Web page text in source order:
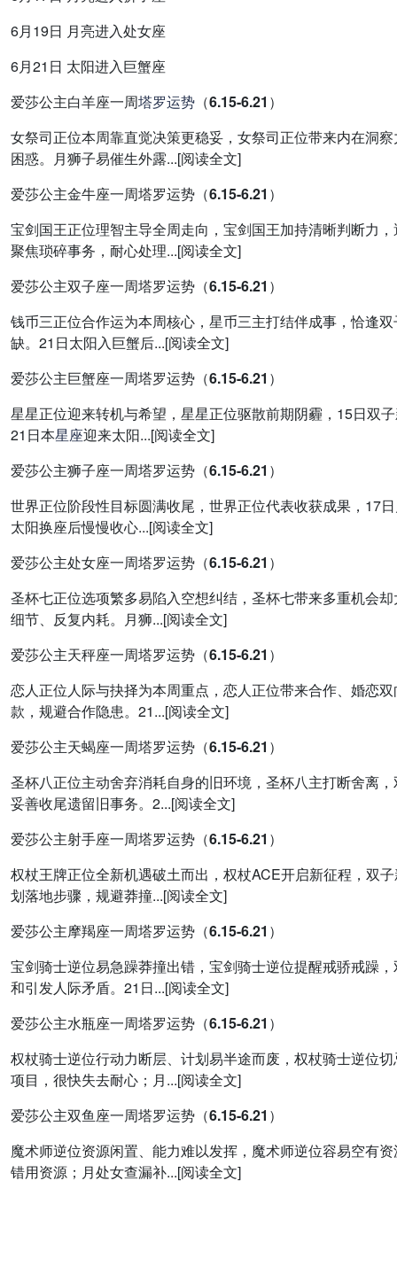
6月19日 月亮进入处女座
6月21日 太阳进入巨蟹座
爱莎公主白羊座一周塔罗运势 （6.15-6.21）
女祭司正位本周靠直觉决策更稳妥，女祭司正位带来内在洞
困惑。月狮子易催生外露...[阅读全文]
爱莎公主金牛座一周塔罗运势（6.15-6.21）
宝剑国王正位理智主导全周走向，宝剑国王加持清晰判断力
聚焦琐碎事务，耐心处理...[阅读全文]
爱莎公主双子座一周塔罗运势（6.15-6.21）
钱币三正位合作运为本周核心，星币三主打结伴成事，恰逢
缺。21日太阳入巨蟹后...[阅读全文]
爱莎公主巨蟹座一周塔罗运势（6.15-6.21）
星星正位迎来转机与希望，星星正位驱散前期阴霾，15日双
21日本星座迎来太阳...[阅读全文]
爱莎公主狮子座一周塔罗运势（6.15-6.21）
世界正位阶段性目标圆满收尾，世界正位代表收获成果，17
太阳换座后慢慢收心...[阅读全文]
爱莎公主处女座一周塔罗运势（6.15-6.21）
圣杯七正位选项繁多易陷入空想纠结，圣杯七带来多重机会
细节、反复内耗。月狮...[阅读全文]
爱莎公主天秤座一周塔罗运势（6.15-6.21）
恋人正位人际与抉择为本周重点，恋人正位带来合作、婚恋
款，规避合作隐患。21...[阅读全文]
爱莎公主天蝎座一周塔罗运势（6.15-6.21）
圣杯八正位主动舍弃消耗自身的旧环境，圣杯八主打断舍离
妥善收尾遗留旧事务。2...[阅读全文]
爱莎公主射手座一周塔罗运势（6.15-6.21）
权杖王牌正位全新机遇破土而出，权杖ACE开启新征程，双
划落地步骤，规避莽撞...[阅读全文]
爱莎公主摩羯座一周塔罗运势（6.15-6.21）
宝剑骑士逆位易急躁莽撞出错，宝剑骑士逆位提醒戒骄戒躁
和引发人际矛盾。21日...[阅读全文]
爱莎公主水瓶座一周塔罗运势（6.15-6.21）
权杖骑士逆位行动力断层、计划易半途而废，权杖骑士逆位
项目，很快失去耐心；月...[阅读全文]
爱莎公主双鱼座一周塔罗运势（6.15-6.21）
魔术师逆位资源闲置、能力难以发挥，魔术师逆位容易空有
错用资源；月处女查漏补...[阅读全文]